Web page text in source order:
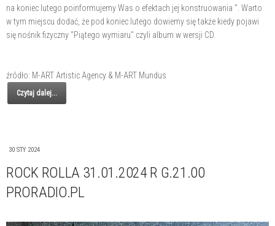
na koniec lutego poinformujemy Was o efektach jej konstruowania ". Warto
w tym miejscu dodać, że pod koniec lutego dowiemy się także kiedy pojawi
się nośnik fizyczny "Piątego wymiaru" czyli album w wersji CD.
źródło: M-ART Artistic Agency & M-ART Mundus
Czytaj dalej...
30 STY 2024
ROCK ROLLA 31.01.2024 R G.21.00
PRORADIO.PL